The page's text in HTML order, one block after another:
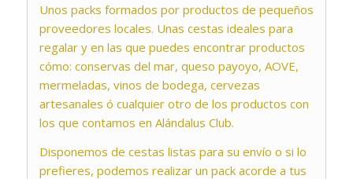
Unos packs formados por productos de pequeños
proveedores locales. Unas cestas ideales para
regalar y en las que puedes encontrar productos
cómo: conservas del mar, queso payoyo, AOVE,
mermeladas, vinos de bodega, cervezas
artesanales ó cualquier otro de los productos con
los que contamos en Alándalus Club.
Disponemos de cestas listas para su envío o si lo
prefieres, podemos realizar un pack acorde a tus